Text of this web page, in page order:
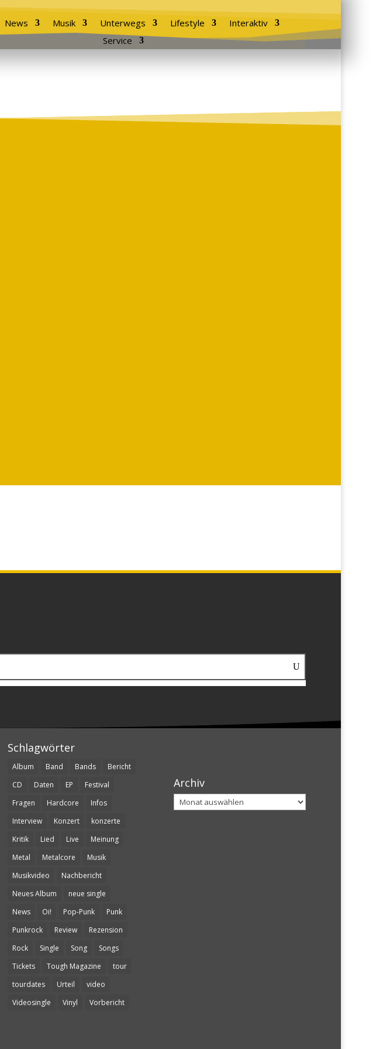
News Musik Unterwegs Lifestyle
Interaktiv
Service
Schlagwörter
Album Band Bands
Bericht
CD
Daten EP
Festival
Fragen
Hardcore
Infos
Interview
Konzert
konzerte
Kritik
Lied Live
Meinung
Metal
Metalcore
Musik
Musikvideo
Nachbericht
Neues Album
neue single
News
Oi! Pop-Punk
Punk
Punkrock
Review
Rezension
Rock
Single Song
Songs
Tickets
Tough Magazine
tour
tourdates
Urteil
video
Videosingle
Vinyl Vorbericht
Archiv
Archiv